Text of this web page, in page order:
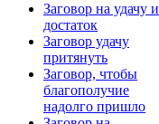
Заговор на удачу и
достаток
Заговор удачу
притянуть
Заговор, чтобы
благополучие
надолго пришло